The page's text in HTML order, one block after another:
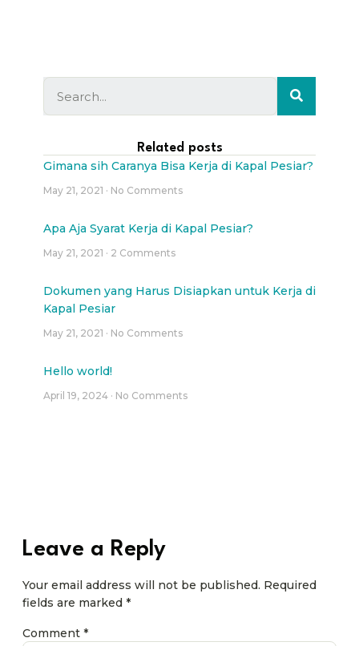
Related posts
Gimana sih Caranya Bisa Kerja di Kapal Pesiar?
May 21, 2021 No Comments
Apa Aja Syarat Kerja di Kapal Pesiar?
May 21, 2021 2 Comments
Dokumen yang Harus Disiapkan untuk Kerja di
Kapal Pesiar
May 21, 2021 No Comments
Hello world!
April 19, 2024 No Comments
Leave a Reply
Your email address will not be published. Required
fields are marked *
Comment *